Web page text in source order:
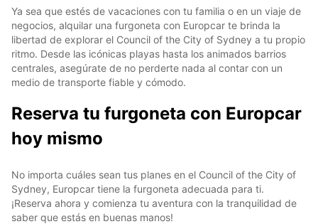
Ya sea que estés de vacaciones con tu familia o en un viaje de
negocios, alquilar una furgoneta con Europcar te brinda la
libertad de explorar el Council of the City of Sydney a tu propio
ritmo. Desde las icónicas playas hasta los animados barrios
centrales, asegúrate de no perderte nada al contar con un
medio de transporte fiable y cómodo.
Reserva tu furgoneta con Europcar
hoy mismo
No importa cuáles sean tus planes en el Council of the City of
Sydney, Europcar tiene la furgoneta adecuada para ti.
¡Reserva ahora y comienza tu aventura con la tranquilidad de
saber que estás en buenas manos!